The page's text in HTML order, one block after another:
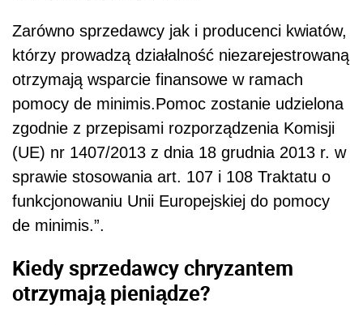
Zarówno sprzedawcy jak i producenci kwiatów,
którzy prowadzą działalność niezarejestrowaną
otrzymają wsparcie finansowe w ramach
pomocy de minimis.Pomoc zostanie udzielona
zgodnie z przepisami rozporządzenia Komisji
(UE) nr 1407/2013 z dnia 18 grudnia 2013 r. w
sprawie stosowania art. 107 i 108 Traktatu o
funkcjonowaniu Unii Europejskiej do pomocy
de minimis.”.
Kiedy sprzedawcy chryzantem
otrzymają pieniądze?